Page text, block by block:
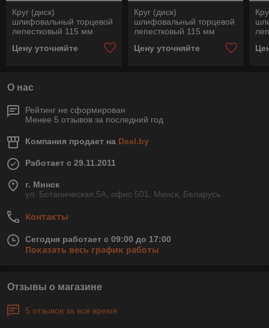
Круг (диск)
шлифовальный торцевой
лепестковый 115 мм
POLIFAN PFF 115 Z60 SG
POWER STEELOX, Pferd,
Цену уточняйте
Круг (диск)
шлифовальный торцевой
лепестковый 115 мм
COOL 80 SG INOX+ALU,
Цену уточняйте
О нас
Рейтинг не сформирован
Менее 5 отзывов за последний год
Компания продает на Deal.by
Работает с 29.11.2011
г. Минск
ул. Ботаническая,5А, офис 501, Минск, Беларусь
Контакты
Сегодня работает с 09:00 до 17:00
Показать весь график работы
Отзывы о магазине
5 отзывов за всё время